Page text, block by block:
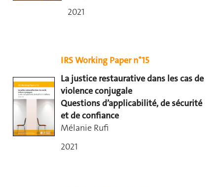
2021
IRS Working Paper n°15
La justice restaurative dans les cas de
violence conjugale
Questions d’applicabilité, de sécurité
et de confiance
Mélanie Rufi
2021